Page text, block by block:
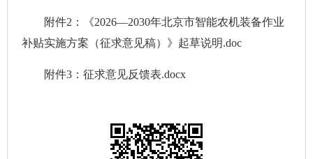
附件2：《2026—2030年北京市智能农机装备作业
补贴实施方案（征求意见稿）》起草说明.doc
附件3：征求意见反馈表.docx